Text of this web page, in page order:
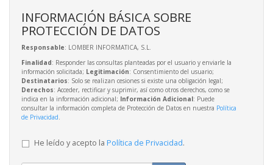
INFORMACIÓN BÁSICA SOBRE
PROTECCIÓN DE DATOS
Responsable: LOMBER INFORMATICA, S.L.
Finalidad: Responder las consultas planteadas por el usuario y enviarle la
información solicitada; Legitimación: Consentimiento del usuario;
Destinatarios: Solo se realizan cesiones si existe una obligación legal;
Derechos: Acceder, rectificar y suprimir, así como otros derechos, como se
indica en la información adicional; Información Adicional: Puede
consultar la información completa de Protección de Datos en nuestra Política
de Privacidad
He leído y acepto la Política de Privacidad.